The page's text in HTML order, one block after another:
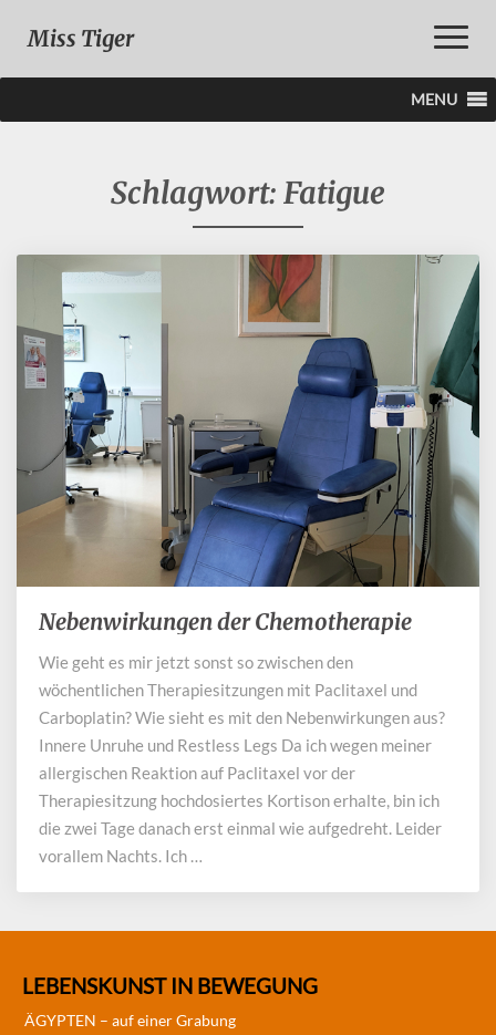
Toggle
Miss Tiger
MENU
Schlagwort: Fatigue
Nebenwirkungen
Chemotherapie
Nebenwirkungen der Chemotherapie
Wie geht es mir jetzt sonst so zwischen den
wöchentlichen Therapiesitzungen mit Paclitaxel und
Carboplatin? Wie sieht es mit den Nebenwirkungen aus?
Innere Unruhe und Restless Legs Da ich wegen meiner
allergischen Reaktion auf Paclitaxel vor der
Therapiesitzung hochdosiertes Kortison erhalte, bin ich
die zwei Tage danach erst einmal wie aufgedreht. Leider
vorallem Nachts. Ich …
LEBENSKUNST IN BEWEGUNG
ÄGYPTEN – auf einer Grabung